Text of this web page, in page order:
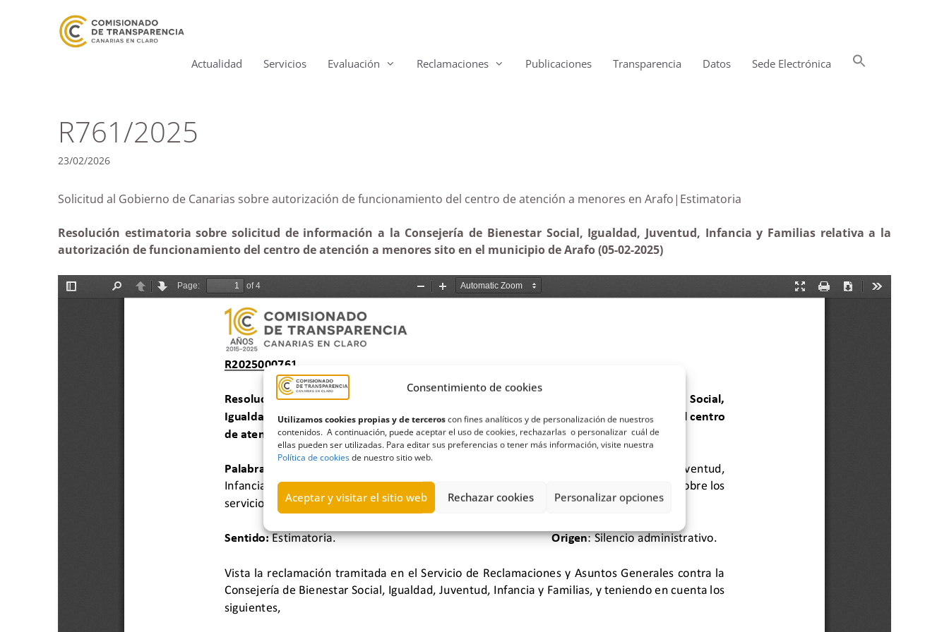
Consentimiento de cookies
Utilizamos cookies propias y de terceroscon fines analíticos y de personalización de nuestros
contenidos. A continuación, puede aceptar el uso de cookies, rechazarlas o personalizar cuál de
ellas pueden ser utilizadas. Para editar sus preferencias o tener más información, visite nuestra
Política de cookiesde nuestro sitio web.
Aceptar y visitar el sitio web Rechazar cookies Personalizar opciones
Actualidad Servicios Evaluación Reclamaciones Publicaciones Transparencia Datos Sede Electrónica
R761/2025
23/02/2026
Solicitud al Gobierno de Canarias sobre autorización de funcionamiento del centro de atención a menores en Arafo|Estimatoria
Resolución estimatoria sobre solicitud de información a la Consejería de Bienestar Social, Igualdad, Juventud, Infancia y Familias relativa a la
autorización de funcionamiento del centro de atención a menores sito en el municipio de Arafo (05-02-2025)